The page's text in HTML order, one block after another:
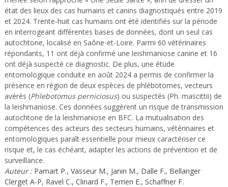
état des lieux des cas humains et canins diagnostiqués entre 2019
et 2024. Trente-huit cas humains ont été identifiés sur la période
en interrogeant différentes bases de données, dont un seul cas
autochtone, localisé en Saône-et-Loire. Parmi 60 vétérinaires
répondants, 11 ont déjà confirmé une leishmaniose canine et 16
ont déjà suspecté ce diagnostic. De plus, une étude
entomologique conduite en août 2024 a permis de confirmer la
présence en région de deux espèces de phlébotomes, vecteurs
avérés (Phlebotomus perniciosus) ou suspectés (Ph. mascittii) de
la leishmaniose. Ces données suggèrent un risque de transmission
autochtone de la leishmaniose en BFC. La mutualisation des
compétences des acteurs des secteurs humains, vétérinaires et
entomologiques paraît essentielle pour mieux caractériser ce
risque et, le cas échéant, adapter les actions de prévention et de
surveillance.
Auteur :Pamart P., Vasseur M., Janin M., Dalle F., Bellanger
Clerget A-P, Ravel C., Clinard F., Terrien E., Schaffner F.